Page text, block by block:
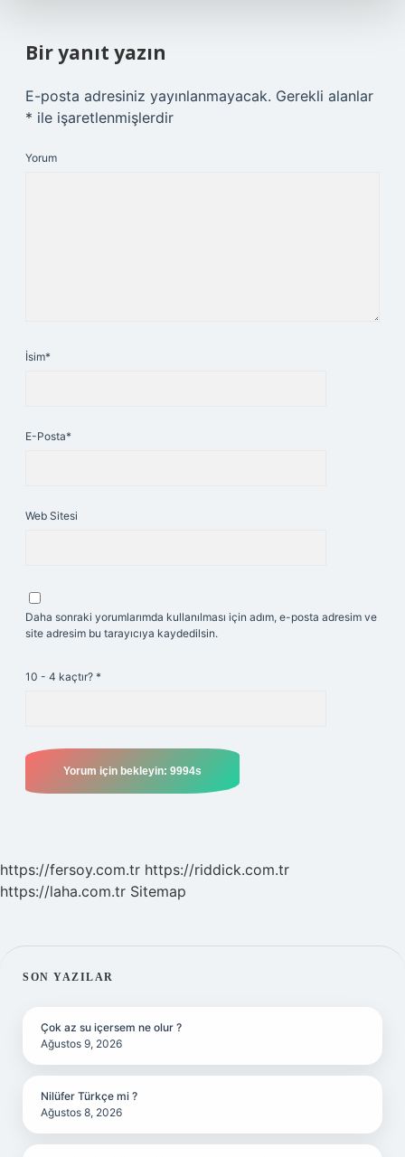
Bir yanıt yazın
E-posta adresiniz yayınlanmayacak. Gerekli alanlar
* ile işaretlenmişlerdir
Yorum
İsim*
E-Posta*
Web Sitesi
Daha sonraki yorumlarımda kullanılması için adım, e-posta adresim ve
site adresim bu tarayıcıya kaydedilsin.
10 - 4 kaçtır? *
https://fersoy.com.tr https://riddick.com.tr
https://laha.com.tr Sitemap
SIDEBAR
SON YAZILAR
Çok az su içersem ne olur ?
Ağustos 9, 2026
Nilüfer Türkçe mi ?
Ağustos 8, 2026